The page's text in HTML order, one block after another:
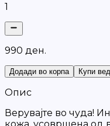
1
990 ден.
Додади во корпа Купи
Опис
Верувајте во чуда!